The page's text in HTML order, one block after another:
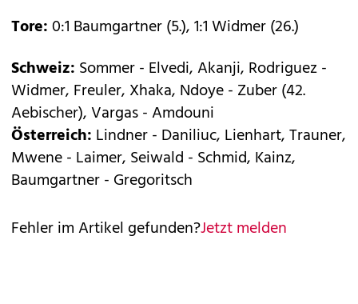
Tore:0:1 Baumgartner (5.), 1:1 Widmer (26.)
Schweiz: Sommer - Elvedi, Akanji, Rodriguez -
Widmer, Freuler, Xhaka, Ndoye - Zuber (42.
Aebischer), Vargas - Amdouni
Österreich: Lindner - Daniliuc, Lienhart, Trauner,
Mwene - Laimer, Seiwald - Schmid, Kainz,
Baumgartner - Gregoritsch
Fehler im Artikel gefunden?Jetzt melden